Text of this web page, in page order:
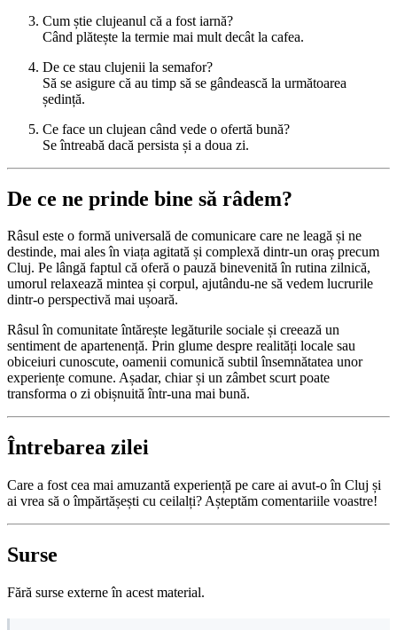
Cum știe clujeanul că a fost iarnă?
Când plătește la termie mai mult decât la cafea.
De ce stau clujenii la semafor?
Să se asigure că au timp să se gândească la următoarea
ședință.
Ce face un clujean când vede o ofertă bună?
Se întreabă dacă persista și a doua zi.
De ce ne prinde bine să râdem?
Râsul este o formă universală de comunicare care ne leagă și ne
destinde, mai ales în viața agitată și complexă dintr-un oraș precum
Cluj. Pe lângă faptul că oferă o pauză binevenită în rutina zilnică,
umorul relaxează mintea și corpul, ajutându-ne să vedem lucrurile
dintr-o perspectivă mai ușoară.
Râsul în comunitate întărește legăturile sociale și creează un
sentiment de apartenență. Prin glume despre realități locale sau
obiceiuri cunoscute, oamenii comunică subtil însemnătatea unor
experiențe comune. Așadar, chiar și un zâmbet scurt poate
transforma o zi obișnuită într-una mai bună.
Întrebarea zilei
Care a fost cea mai amuzantă experiență pe care ai avut-o în Cluj și
ai vrea să o împărtășești cu ceilalți? Așteptăm comentariile voastre!
Surse
Fără surse externe în acest material.